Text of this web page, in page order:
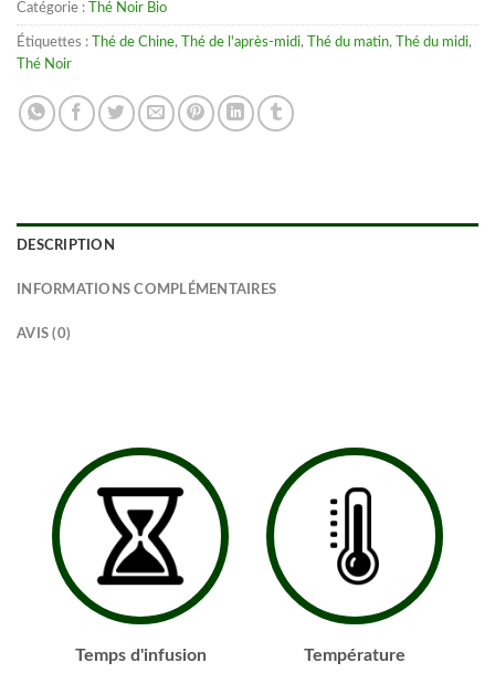
Catégorie : Thé Noir Bio
Étiquettes : Thé de Chine, Thé de l'après-midi, Thé du matin, Thé du midi,
Thé Noir
DESCRIPTION
INFORMATIONS COMPLÉMENTAIRES
AVIS (0)
Temps d'infusion
Température